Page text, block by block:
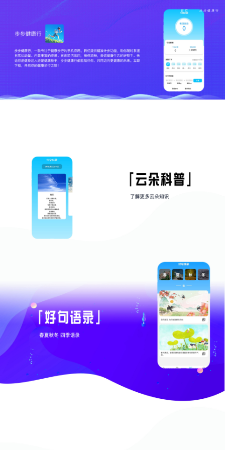
首页 步步健康行